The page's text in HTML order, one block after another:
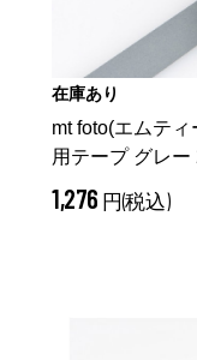
在庫あり
mt foto(エムテ
用テープ グレ
MTFOTO07
1,276 円(税込)